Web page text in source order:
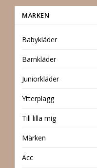
MÄRKEN
Babykläder
Barnkläder
Juniorkläder
Ytterplagg
Till lilla mig
Märken
Acc